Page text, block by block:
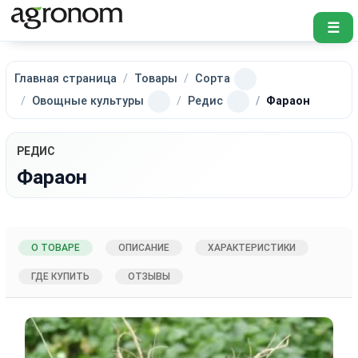
☰
Главная страница Товары
Сорта
Овощные культуры
Редис Фараон
РЕДИС
Фараон
О ТОВАРЕ ОПИСАНИЕ ХАРАКТЕРИСТИКИ
ГДЕ КУПИТЬ ОТЗЫВЫ